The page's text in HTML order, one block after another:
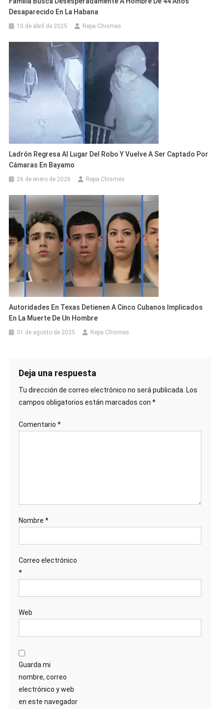
Desaparecido En La Habana
10 de abril de 2025 Repa Chismes
Ladrón Regresa Al Lugar Del Robo Y Vuelve A Ser Captado Por
Cámaras En Bayamo
26 de enero de 2026 Repa Chismes
Autoridades En Texas Detienen A Cinco Cubanos Implicados
En La Muerte De Un Hombre
31 de agosto de 2025 Repa Chismes
Deja una respuesta
Tu dirección de correo electrónico no será publicada. Los
campos obligatorios están marcados con *
Comentario *
Nombre *
Correo electrónico
*
Web
Guarda mi
nombre, correo
electrónico y web
en este navegador